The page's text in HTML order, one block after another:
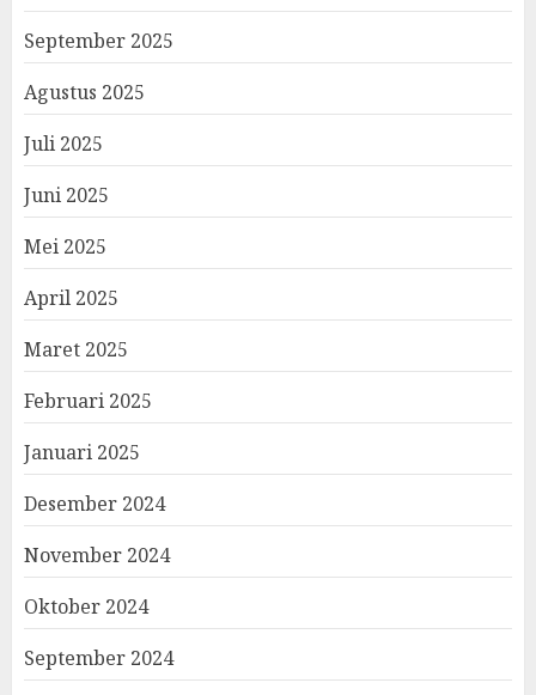
September 2025
Agustus 2025
Juli 2025
Juni 2025
Mei 2025
April 2025
Maret 2025
Februari 2025
Januari 2025
Desember 2024
November 2024
Oktober 2024
September 2024